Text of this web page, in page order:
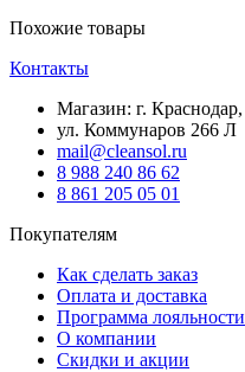
Похожие товары
Контакты
Магазин: г. Краснодар,
ул. Коммунаров 266 Л
mail@cleansol.ru
8 988 240 86 62
8 861 205 05 01
Покупателям
Как сделать заказ
Оплата и доставка
Программа лояльности
О компании
Скидки и акции